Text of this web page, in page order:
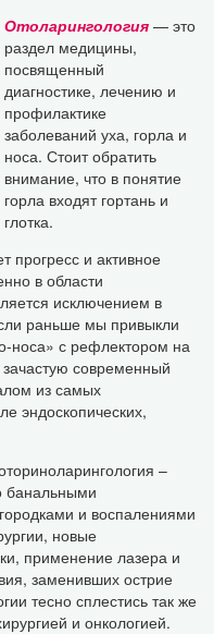
Отоларингология — это
раздел медицины,
посвященный
диагностике, лечению и
профилактике
заболеваний уха, горла и
носа. Стоит обратить
внимание, что в понятие
горла входят гортань и
глотка.
прогресс и активное
в области
исключением в
раньше мы привыкли
носа» с рефлектором на
современный
из самых
эндоскопических,
–
банальными
и воспалениями
новые
применение лазера и
заменивших острие
тесно сплестись так же
и онкологией.